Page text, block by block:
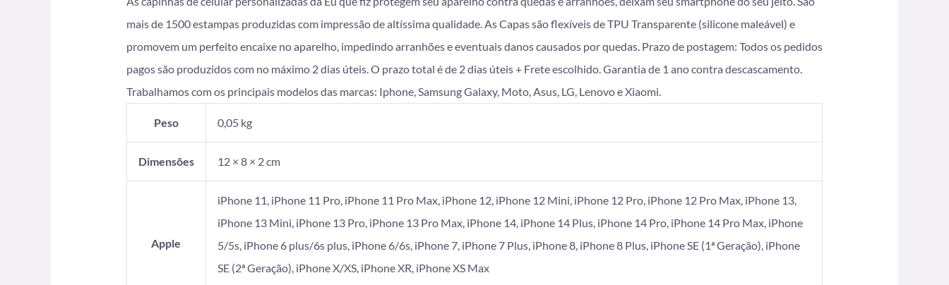
mais de 1500 estampas produzidas com impressão de altíssima qualidade. As Capas são flexíveis de TPU Transparente (silicone maleável) e
promovem um perfeito encaixe no aparelho, impedindo arranhões e eventuais danos causados por quedas. Prazo de postagem: Todos os pedidos
pagos são produzidos com no máximo 2 dias úteis. O prazo total é de 2 dias úteis + Frete escolhido. Garantia de 1 ano contra descascamento.
Trabalhamos com os principais modelos das marcas: Iphone, Samsung Galaxy, Moto, Asus, LG, Lenovo e Xiaomi.
Peso 0,05 kg
Dimensões 12 × 8 × 2 cm
Apple
iPhone 11, iPhone 11 Pro, iPhone 11 Pro Max, iPhone 12, iPhone 12 Mini, iPhone 12 Pro, iPhone 12 Pro Max, iPhone 13,
iPhone 13 Mini, iPhone 13 Pro, iPhone 13 Pro Max, iPhone 14, iPhone 14 Plus, iPhone 14 Pro, iPhone 14 Pro Max, iPhone
5/5s, iPhone 6 plus/6s plus, iPhone 6/6s, iPhone 7, iPhone 7 Plus, iPhone 8, iPhone 8 Plus, iPhone SE (1ª Geração), iPhone
SE (2ª Geração), iPhone X/XS, iPhone XR, iPhone XS Max